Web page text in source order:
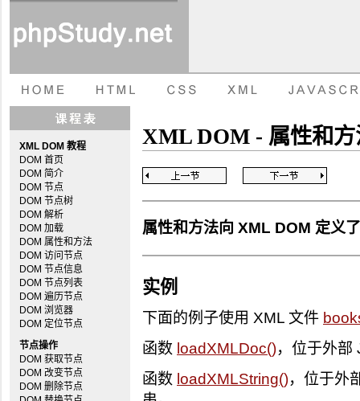
XML DOM 教程
DOM 首页
DOM 简介
DOM 节点
DOM 节点树
DOM 解析
DOM 加载
DOM 属性和方法
DOM 访问节点
DOM 节点信息
DOM 节点列表
DOM 遍历节点
DOM 浏览器
DOM 定位节点
节点操作
DOM 获取节点
DOM 改变节点
DOM 删除节点
XML DOM - 属性和方
属性和方法向 XML DOM 定义
实例
下面的例子使用 XML 文件
函数 loadXMLDoc()，位于外部
函数 loadXMLString()，位于外